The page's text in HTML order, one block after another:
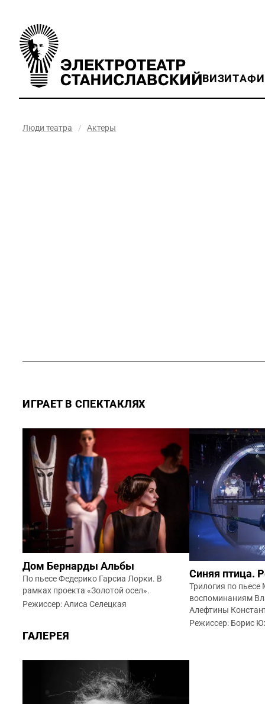
ВИЗИТ
Люди театра / Актеры
ИГРАЕТ В СПЕКТАКЛЯХ
Дом Бернарды Альбы
По пьесе Федерико Гарсиа Лорки. В
рамках проекта «Золотой осел».
Режиссер: Алиса Селецкая
Синяя птица.
Трилогия по
воспоминаниям
Алефтины
Режиссер: Борис
ГАЛЕРЕЯ